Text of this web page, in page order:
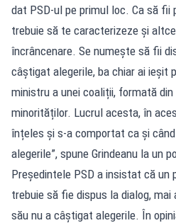
dat PSD-ul pe primul loc. Ca să fii
trebuie să te caracterizeze și
încrâncenare. Se numește să fii
câștigat alegerile, ba chiar ai ieșit
ministru a unei coaliții, formată
minorităților. Lucrul acesta, în
înțeles și s-a comportat ca și
alegerile”, spune Grindeanu la un
Președintele PSD a insistat că un
trebuie să fie dispus la dialog,
său nu a câștigat alegerile. În